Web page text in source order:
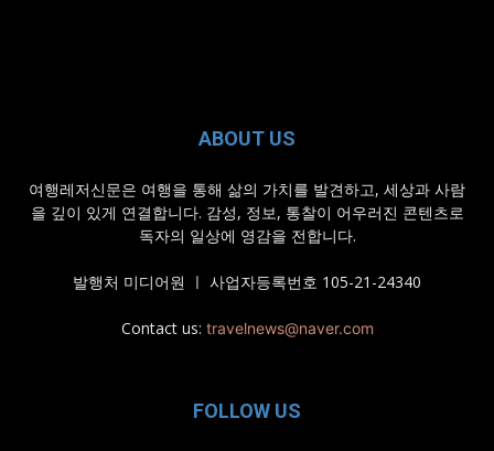
ABOUT US
여행레저신문은 여행을 통해 삶의 가치를 발견하고, 세상과 사람
을 깊이 있게 연결합니다. 감성, 정보, 통찰이 어우러진 콘텐츠로
독자의 일상에 영감을 전합니다.
발행처 미디어원 ㅣ 사업자등록번호 105-21-24340
Contact us: travelnews@naver.com
FOLLOW US